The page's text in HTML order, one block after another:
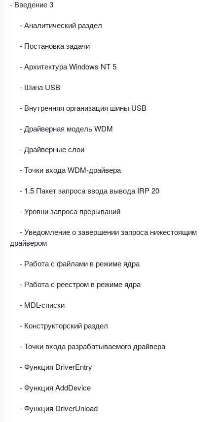
- Введение 3
- Аналитический раздел
- Постановка задачи
- Архитектура Windows NТ 5
- Шина USB
- Внутренняя организация шины USB
- Драйверная модель WDM
- Драйверные слои
- Точки входа WDM-драйвера
- 1.5 Пакет запроса ввода вывода IRP 20
- Уровни запроса прерываний
- Уведомление о завершении запроса нижестоящим
драйвером
- Работа с файлами в режиме ядра
- Работа с реестром в режиме ядра
- MDL-списки
- Конструкторский раздел
- Точки входа разрабатываемого драйвера
- Функция DriverEntry
- Функция AddDevice
- Функция DriverUnload